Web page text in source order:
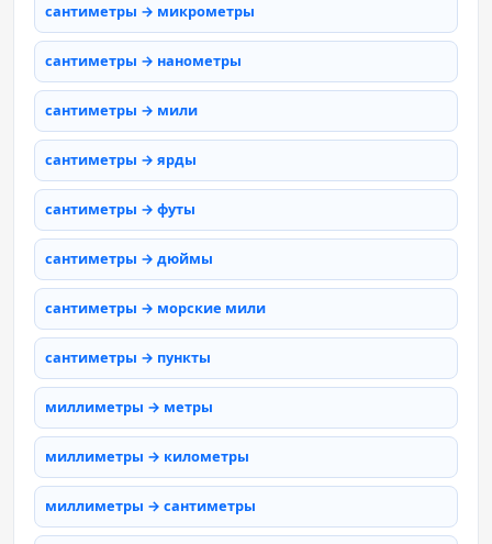
сантиметры → микрометры
сантиметры → нанометры
сантиметры → мили
сантиметры → ярды
сантиметры → футы
сантиметры → дюймы
сантиметры → морские мили
сантиметры → пункты
миллиметры → метры
миллиметры → километры
миллиметры → сантиметры